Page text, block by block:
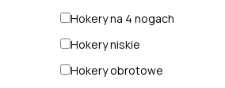
Hokery na 4 nogach
Hokery niskie
Hokery obrotowe